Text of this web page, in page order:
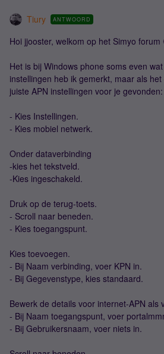
Tiury ANTWOORD
Hoi jjooster, welkom op het Simyo forum
Het is bij Windows phone soms even
instellingen heb ik gemerkt, maar als
juiste APN instellingen voor je gevonden:
- Kies Instellingen.
- Kies mobiel netwerk.
Onder dataverbinding
-kies het tekstveld.
-Kies ingeschakeld.
Druk op de terug-toets.
- Scroll naar beneden.
- Kies toegangspunt.
Kies toevoegen.
- Bij Naam verbinding, voer KPN in.
- Bij Gegevenstype, kies standaard.
Bewerk de details voor internet-APN als
- Bij Naam toegangspunt, voer
- Bij Gebruikersnaam, voer niets in.